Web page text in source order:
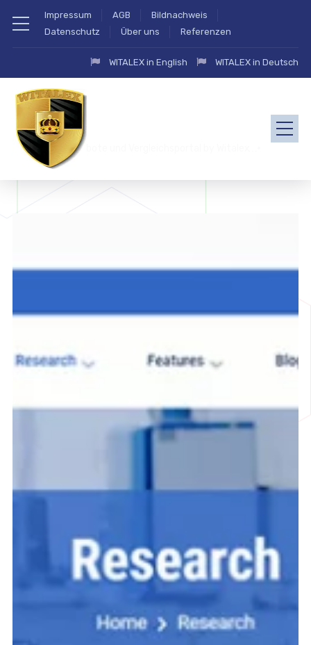
Impressum AGB
Bildnachweis
Datenschutz
Über uns Referenzen
WITALEX in English WITALEX in Deutsch
zahlung.eu Angebote und Vergleichsportal by Witalex